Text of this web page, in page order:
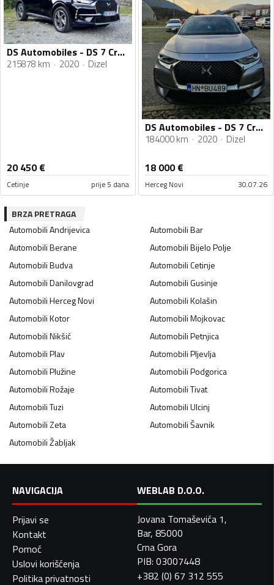
DS Automobiles - DS 7 Crossback - DS DS7 2.0HDI 180ks-OPERA
215878 km 2020 Dizel
20 450€
Cetinje prije 5 dana
DS Automobiles - DS 7 Crossback - 1.5 hdi
184000 km 2020 Dizel
18 000€
Herceg Novi 30.07.26
BRZA PRETRAGA
AutomobiliAndrijevica AutomobiliBar
AutomobiliBerane AutomobiliBijelo Polje
AutomobiliBudva AutomobiliCetinje
AutomobiliDanilovgrad AutomobiliGusinje
AutomobiliHerceg Novi AutomobiliKolašin
AutomobiliKotor AutomobiliMojkovac
AutomobiliNikšić AutomobiliPetnjica
AutomobiliPlav AutomobiliPljevlja
AutomobiliPlužine AutomobiliPodgorica
AutomobiliRožaje AutomobiliTivat
AutomobiliTuzi AutomobiliUlcinj
AutomobiliZeta AutomobiliŠavnik
AutomobiliŽabljak
NAVIGACIJA
Prijavi se
Kontakt
Pomoć
Uslovi korišćenja
Politika privatnosti
WEBLAB D.O.O.
Jovana Tomaševića 1,
Bar, 85000
Crna Gora
PIB: 03007448
+382 (0) 67 312 555